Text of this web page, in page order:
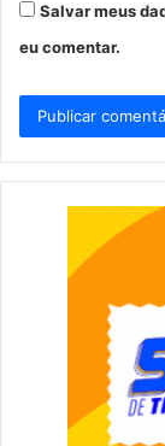
Salvar meus
eu comentar.